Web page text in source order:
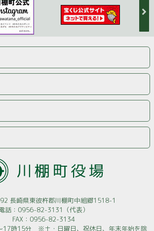
長崎県東彼杵郡川棚町中組郷1518-1
話：0956-82-3131（代表）
FAX：0956-82-3134
17時15分 ※土・日曜日、祝休日、年末年始を除